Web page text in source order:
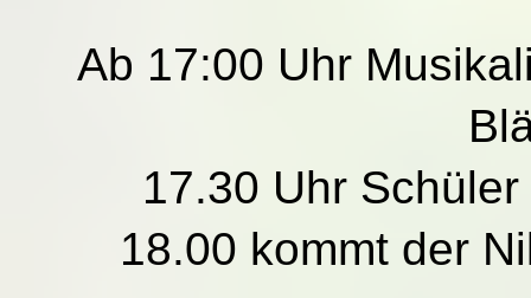
Ab 17:00 Uhr
17.30 Uhr
18.00 kommt der